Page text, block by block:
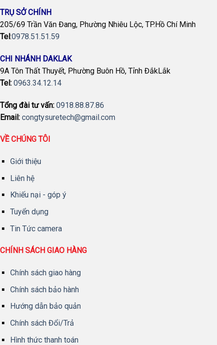
TRỤ SỞ CHÍNH
205/69 Trần Văn Đang, Phường Nhiêu Lộc, TP.Hồ Chí Minh
Tel:0978.51.51.59
CHI NHÁNH DAKLAK
9A Tôn Thất Thuyết, Phường Buôn Hồ, Tỉnh ĐắkLắk
Tel: 0963.34.12.14
Tổng đài tư vấn: 0918.88.87.86
Email: congtysuretech@gmail.com
VỀ CHÚNG TÔI
Giới thiệu
Liên hệ
Khiếu nại - góp ý
Tuyển dụng
Tin Tức camera
CHÍNH SÁCH GIAO HÀNG
Chính sách giao hàng
Chính sách bảo hành
Hướng dẫn bảo quản
Chính sách Đổi/Trả
Hình thức thanh toán